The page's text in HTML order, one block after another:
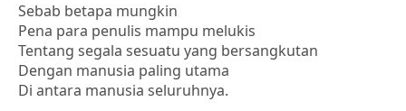
Sebab betapa mungkin
Pena para penulis mampu melukis
Tentang segala sesuatu yang bersangkutan
Dengan manusia paling utama
Di antara manusia seluruhnya.